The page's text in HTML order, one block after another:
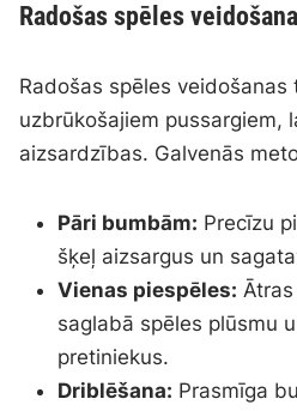
Radošas spēles
Radošas spēles
uzbrūkošajiem pussargiem,
aizsardzības. Galvenās
Pāri bumbām: Precīzu
šķeļ aizsargus un
Vienas piespēles:
saglabā spēles plūsmu
pretiniekus.
Driblēšana: Prasmīga